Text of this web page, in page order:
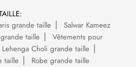
grande taille
Salwar Kameez
taille
Vêtements pour
Lehenga Choli grande taille
taille
Robe grande taille